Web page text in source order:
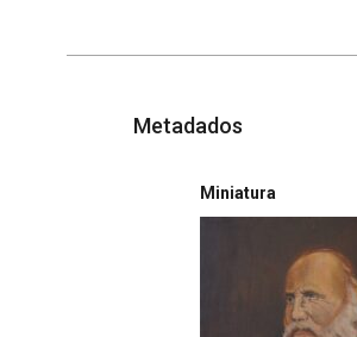
Metadados
Miniatura